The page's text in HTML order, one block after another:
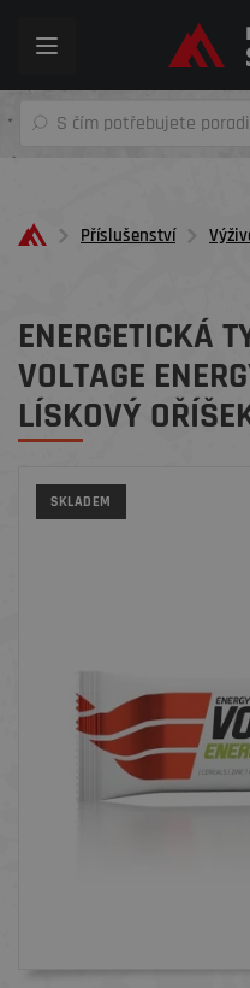
Toggle
Příslušenství
ENERGETICKÁ
VOLTAGE
LÍSKOVÝ
SKLADEM